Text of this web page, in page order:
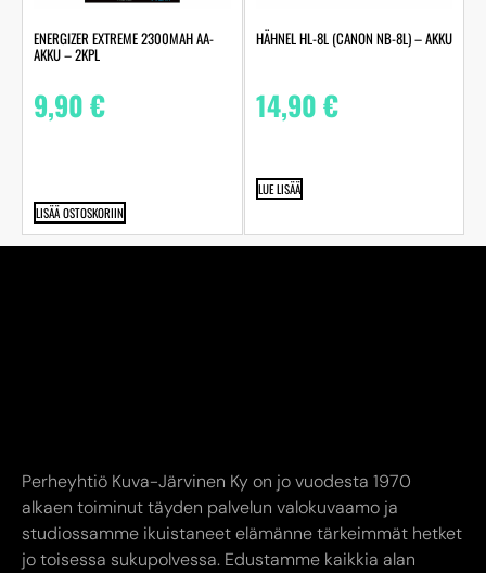
ENERGIZER EXTREME 2300MAH AA-
AKKU – 2KPL
9,90€
LISÄÄ OSTOSKORIIN
HÄHNEL HL-8L (CANON NB-8L) – AKKU
14,90€
LUE LISÄÄ
Perheyhtiö Kuva-Järvinen Ky on jo vuodesta 1970
alkaen toiminut täyden palvelun valokuvaamo ja
studiossamme ikuistaneet elämänne tärkeimmät hetket
jo toisessa sukupolvessa. Edustamme kaikkia alan